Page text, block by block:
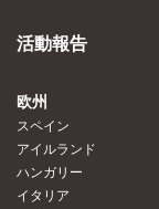
活動報告
欧州
スペイン
アイルランド
ハンガリー
イタリア